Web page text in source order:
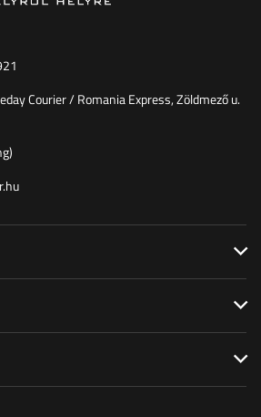
Courier / Romania Express, Zöldmező u.